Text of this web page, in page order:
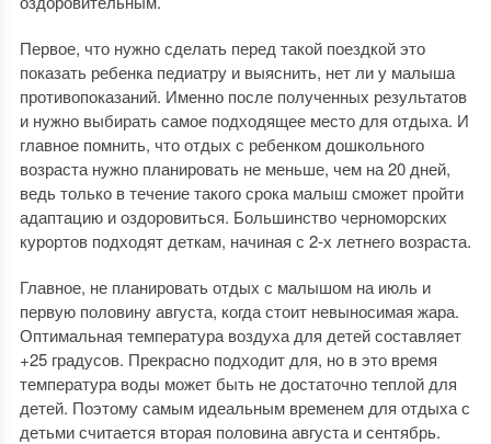
Первое, что нужно сделать перед такой поездкой это
показать ребенка педиатру и выяснить, нет ли у малыша
противопоказаний. Именно после полученных результатов
и нужно выбирать самое подходящее место для отдыха. И
главное помнить, что отдых с ребенком дошкольного
возраста нужно планировать не меньше, чем на 20 дней,
ведь только в течение такого срока малыш сможет пройти
адаптацию и оздоровиться. Большинство черноморских
курортов подходят деткам, начиная с 2-х летнего возраста.
Главное, не планировать отдых с малышом на июль и
первую половину августа, когда стоит невыносимая жара.
Оптимальная температура воздуха для детей составляет
+25 градусов. Прекрасно подходит для, но в это время
температура воды может быть не достаточно теплой для
детей. Поэтому самым идеальным временем для отдыха с
детьми считается вторая половина августа и сентябрь.